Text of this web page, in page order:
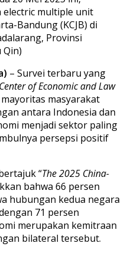
multiple unit
Bandung (KCJB) di
Provinsi
Qin)
– Survei terbaru yang
Center of Economic and Law
masyarakat
antara Indonesia dan
menjadi sektor paling
persepsi positif
“The 2025 China-
bahwa 66 persen
hubungan kedua negara
71 persen
merupakan kemitraan
bilateral tersebut.